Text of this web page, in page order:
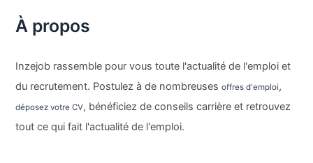
À propos
Inzejob rassemble pour vous toute l'actualité de l'emploi et
du recrutement. Postulez à de nombreusesoffres d'emploi,
déposez votre CV, bénéficiez de conseils carrière et retrouvez
tout ce qui fait l'actualité de l'emploi.